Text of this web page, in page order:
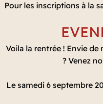
Pour les inscriptions à la
Voila la rentrée ! Envie
? Venez
Le samedi 6 septembre